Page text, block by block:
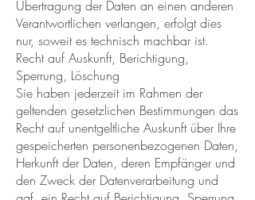
Übertragung der Daten an einen anderen
Verantwortlichen verlangen, erfolgt dies
nur, soweit es technisch machbar ist.
Recht auf Auskunft, Berichtigung,
Sperrung, Löschung
Sie haben jederzeit im Rahmen der
geltenden gesetzlichen Bestimmungen das
Recht auf unentgeltliche Auskunft über Ihre
gespeicherten personenbezogenen Daten,
Herkunft der Daten, deren Empfänger und
den Zweck der Datenverarbeitung und